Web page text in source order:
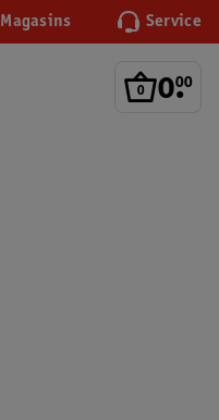
Magasins Service
0.
00